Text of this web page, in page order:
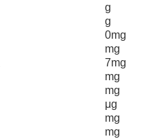
g
g
0mg
mg
7mg
mg
mg
μg
mg
mg